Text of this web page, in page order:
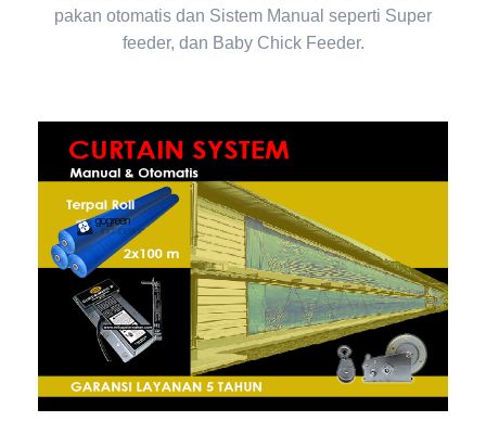
pakan otomatis dan Sistem Manual seperti Super
feeder, dan Baby Chick Feeder.